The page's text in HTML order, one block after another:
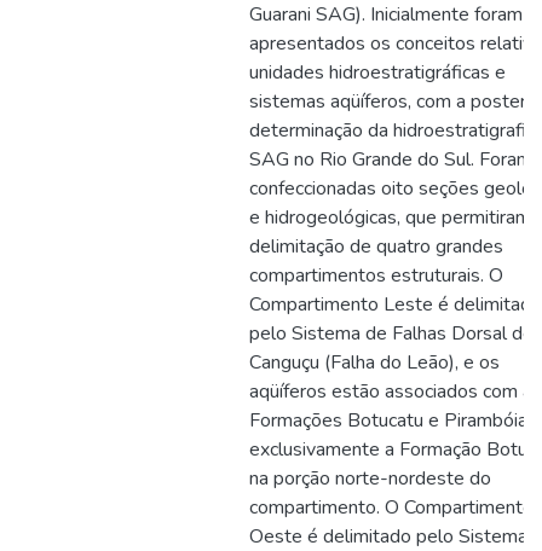
Guarani SAG). Inicialmente foram
apresentados os conceitos
unidades hidroestratigráficas e
sistemas aqüíferos, com a
determinação da hidroestratigrafia
SAG no Rio Grande do Sul. Foram
confeccionadas oito seções
e hidrogeológicas, que permitiram
delimitação de quatro grandes
compartimentos estruturais. O
Compartimento Leste é delimitado
pelo Sistema de Falhas Dorsal de
Canguçu (Falha do Leão), e os
aqüíferos estão associados com as
Formações Botucatu e Pirambóia
exclusivamente a Formação
na porção norte-nordeste do
compartimento. O Compartimento
Oeste é delimitado pelo Sistema